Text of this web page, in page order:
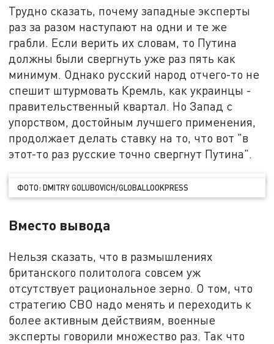
Трудно сказать, почему западные эксперты
раз за разом наступают на одни и те же
грабли. Если верить их словам, то Путина
должны были свергнуть уже раз пять как
минимум. Однако русский народ отчего-то не
спешит штурмовать Кремль, как украинцы -
правительственный квартал. Но Запад с
упорством, достойным лучшего применения,
продолжает делать ставку на то, что вот "в
этот-то раз русские точно свергнут Путина".
ФОТО: DMITRY GOLUBOVICH/GLOBALLOOKPRESS
Вместо вывода
Нельзя сказать, что в размышлениях
британского политолога совсем уж
отсутствует рациональное зерно. О том, что
стратегию СВО надо менять и переходить к
более активным действиям, военные
эксперты говорили множество раз. Так что